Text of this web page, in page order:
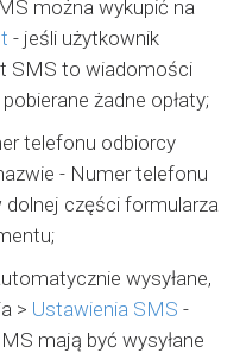
można wykupić na
- jeśli użytkownik
SMS to wiadomości
żadne opłaty;
telefonu odbiorcy
- Numer telefonu
części formularza
wysyłane,
> Ustawienia SMS -
mają być wysyłane